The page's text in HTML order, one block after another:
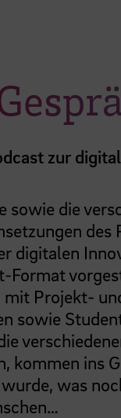
zur
sowie die
des
digitalen
Format
mit Projekt-
sowie
kommen ins
was